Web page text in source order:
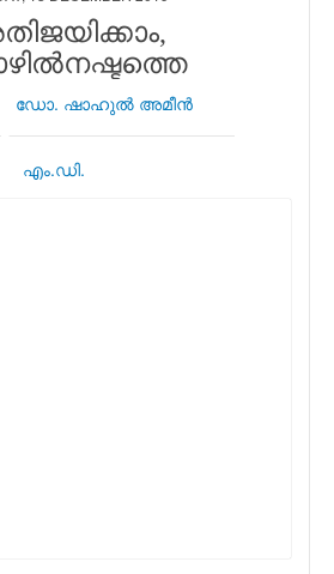
ഡോ. ഷാഹുല്‍ അമീന്‍
എം.ഡി.